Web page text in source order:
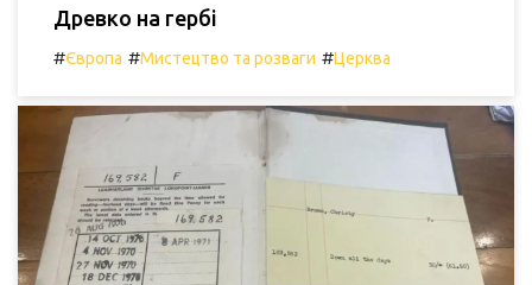
Древко на гербі
#Європа #Мистецтво та розваги #Церква